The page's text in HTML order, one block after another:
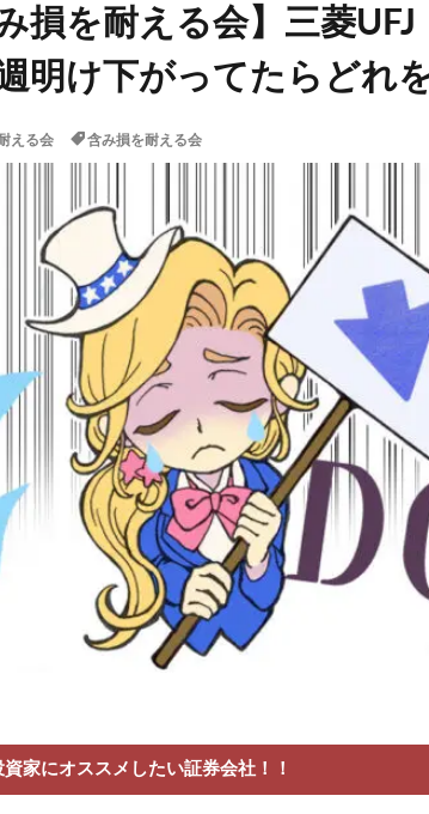
み損を耐える会】三菱
明け下がってたらどれ
える会 含み損を耐える会
家にオススメしたい証券会社！！